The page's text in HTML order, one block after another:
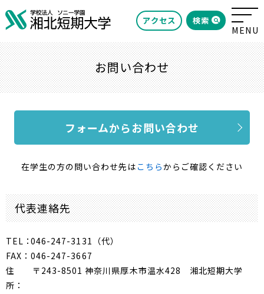
アクセス 検索
お問い合わせ
フォームからお問い合わせ
在学生の方の問い合わせ先は こちらからご確認ください
代表連絡先
TEL：046-247-3131（代）
FAX：046-247-3667
住
所：
〒243-8501 神奈川県厚木市温水428 湘北短期大学